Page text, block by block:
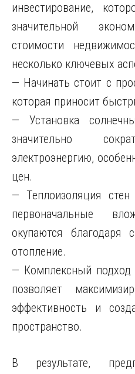
инвестирование,
значительной
стоимости
несколько ключевых
— Начинать стоит с
которая приносит
— Установка
значительно
электроэнергию,
цен.
— Теплоизоляция
первоначальные
окупаются благодаря
отопление.
— Комплексный подход
позволяет
эффективность и
пространство.
В результате,